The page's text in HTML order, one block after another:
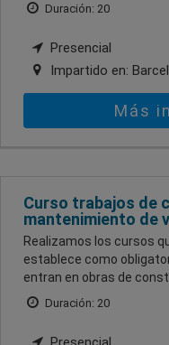
Duración: 20
Presencial
Impartido en:
Más
Curso trabajos de
mantenimiento de
Realizamos los cursos
establece como
entran en obras de
Duración: 20